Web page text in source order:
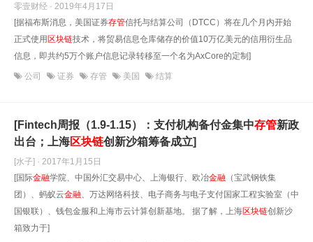
零壹财经 · 2019年4月17日
[据福布斯消息，美国证券存管信托与结算公司（DTCC）将在几个月内开始
正式使用区块链技术，将贸易信息仓库储存的价值10万亿美元的信用衍生品
信息，即共约5万个账户信息记录转移至一个名为AxCore的定制]
公司 证券 存管 美国 结算
[Fintech周报（1.9-1.15）：​支付机构备付金集中存管新政
出台；上海区块链创新沙箱筹备成立]
[水子] · 2017年1月15日
[国际金融学院、中国外汇交易中心、上海银行、欧冶金融 （宝武钢铁集
团）、蚂蚁云金融、万达网络科技、电子商务与电子支付国家工程实验室（中
国银联）、钱包金服和上海市云计算创新基地。 据了解，上海区块链创新沙
箱致力于]